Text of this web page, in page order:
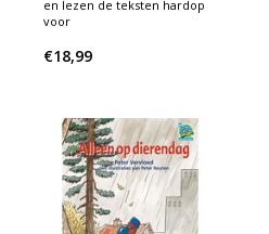
en lezen de teksten hardop
voor
€18,99